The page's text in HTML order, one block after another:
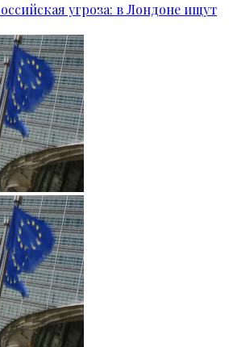
угроза: в Лондоне ищут